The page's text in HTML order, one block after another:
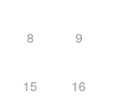
8 9
15 16